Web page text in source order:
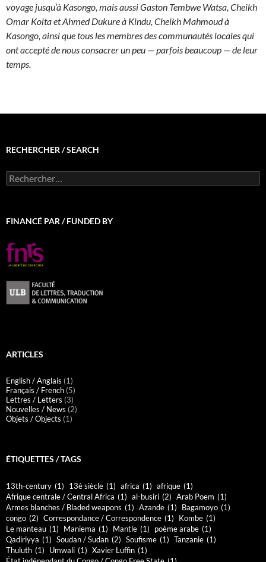
voyage jusqu’à Kasongo, mais aussi Gaston Tembwe Watsa, Cheikh
Omar Koita et Ahmed Dukure à Kindu, Cheikh Mahmoud à
Kasongo, ainsi que tous les membres des communautés locales qui
ont accepté de nous consacrer un peu — parfois beaucoup — de leur
temps.
RECHERCHER / SEARCH
Rechercher :
FINANCÉ PAR / FUNDED BY
ARTICLES
English / Anglais (1)
Français / French (5)
Lettres / Letters (3)
Nouvelles / News (2)
Objets / Objects (1)
ÉTIQUETTES / TAGS
13th-century (1) 13è siècle (1) africa (1) afrique (1)
Afrique centrale / Central Africa (1) al-busiri (2) Arab Poem (1)
Armes blanches / Bladed weapons (1) Azande (1) Bagamoyo (1)
congo (2) Correspondance / Correspondence (1) Kombe (1)
Le manteau (1) Maniema (1) Mantle (1) poème arabe (1)
Qadiriyya (1) Soudan / Sudan (2) Soufisme (1) Tanzanie (1)
Thuluth (1) Umwali (1) Xavier Luffin (1)